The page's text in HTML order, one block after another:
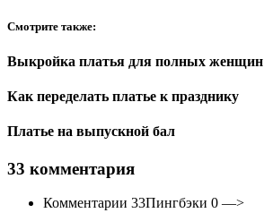
Смотрите также:
Выкройка платья для полных женщин
Как переделать платье к празднику
Платье на выпускной бал
33 комментария
Комментарии 33Пингбэки 0 —>